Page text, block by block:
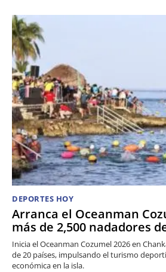
DEPORTES HOY
Arranca el Oceanman
más de 2,500 nadadores
Inicia el Oceanman Cozumel 2026 en
de 20 países, impulsando el turismo
económica en la isla.